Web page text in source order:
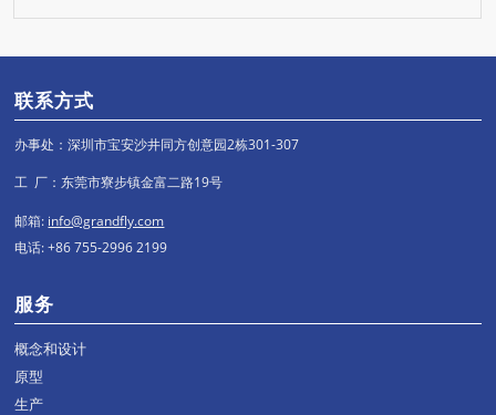
联系方式
办事处：深圳市宝安沙井同方创意园2栋301-307
工 厂：东莞市寮步镇金富二路19号
邮箱: info@grandfly.com
电话: +86 755-2996 2199
服务
概念和设计
原型
生产